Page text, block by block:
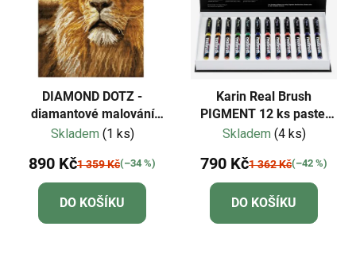
DIAMOND DOTZ -
diamantové malování
Lev s rámem
Skladem (1 ks)
890 Kč1 359 Kč(–34 %)
DO KOŠÍKU
Karin Real Brush
PIGMENT 12 ks pastel
colors
Skladem (4 ks)
790 Kč1 362 Kč(–42 %)
DO KOŠÍKU